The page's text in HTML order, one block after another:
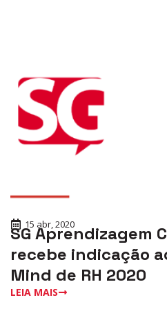
15 abr, 2020
SG Aprendizagem
recebe indicação
Mind de RH 2020
LEIA MAIS